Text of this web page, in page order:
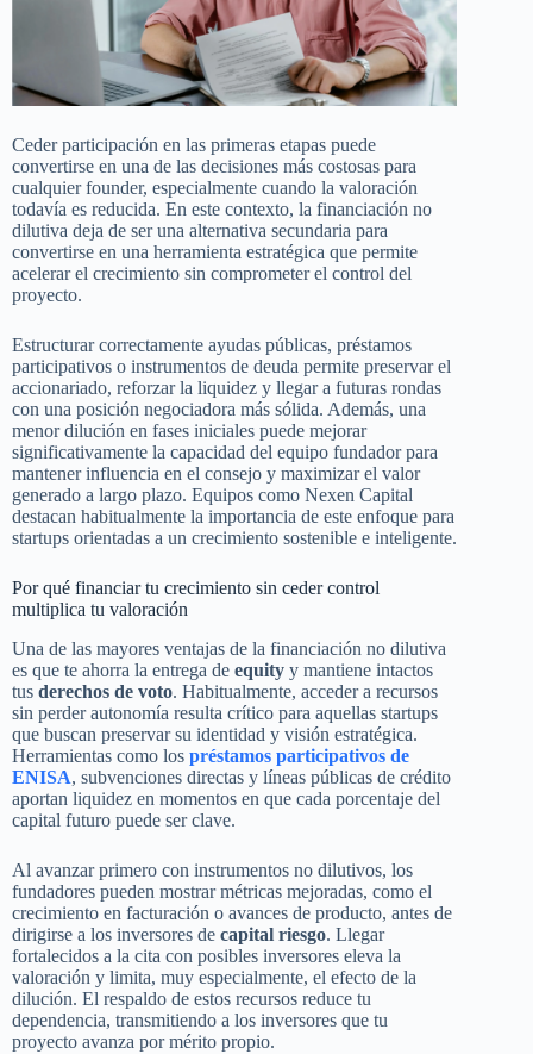
Ceder participación en las primeras etapas puede
convertirse en una de las decisiones más costosas para
cualquier founder, especialmente cuando la valoración
todavía es reducida. En este contexto, la financiación no
dilutiva deja de ser una alternativa secundaria para
convertirse en una herramienta estratégica que permite
acelerar el crecimiento sin comprometer el control del
proyecto.
Estructurar correctamente ayudas públicas, préstamos
participativos o instrumentos de deuda permite preservar el
accionariado, reforzar la liquidez y llegar a futuras rondas
con una posición negociadora más sólida. Además, una
menor dilución en fases iniciales puede mejorar
significativamente la capacidad del equipo fundador para
mantener influencia en el consejo y maximizar el valor
generado a largo plazo. Equipos como Nexen Capital
destacan habitualmente la importancia de este enfoque para
startups orientadas a un crecimiento sostenible e inteligente.
Por qué financiar tu crecimiento sin ceder control
multiplica tu valoración
Una de las mayores ventajas de la financiación no dilutiva
es que te ahorra la entrega de equity y mantiene intactos
tus derechos de voto. Habitualmente, acceder a recursos
sin perder autonomía resulta crítico para aquellas startups
que buscan preservar su identidad y visión estratégica.
Herramientas como los préstamos participativos de
ENISA, subvenciones directas y líneas públicas de crédito
aportan liquidez en momentos en que cada porcentaje del
capital futuro puede ser clave.
Al avanzar primero con instrumentos no dilutivos, los
fundadores pueden mostrar métricas mejoradas, como el
crecimiento en facturación o avances de producto, antes de
dirigirse a los inversores de capital riesgo. Llegar
fortalecidos a la cita con posibles inversores eleva la
valoración y limita, muy especialmente, el efecto de la
dilución. El respaldo de estos recursos reduce tu
dependencia, transmitiendo a los inversores que tu
proyecto avanza por mérito propio.